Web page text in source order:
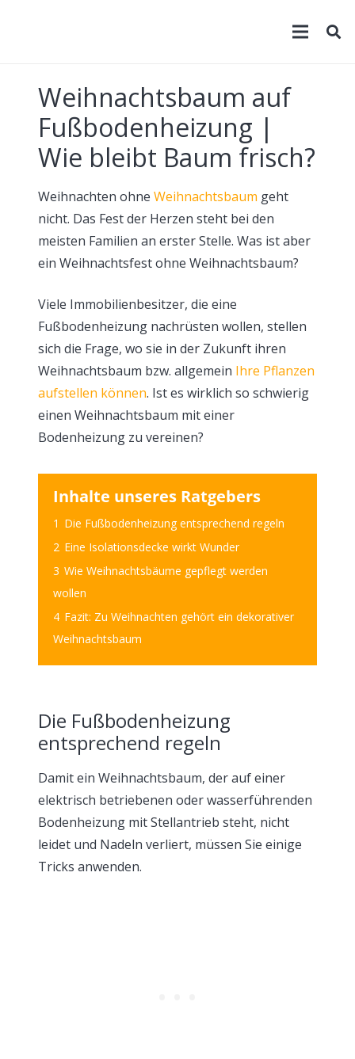
Weihnachtsbaum auf
Fußbodenheizung |
Wie bleibt Baum frisch?
Weihnachten ohne Weihnachtsbaum geht
nicht. Das Fest der Herzen steht bei den
meisten Familien an erster Stelle. Was ist aber
ein Weihnachtsfest ohne Weihnachtsbaum?
Viele Immobilienbesitzer, die eine
Fußbodenheizung nachrüsten wollen, stellen
sich die Frage, wo sie in der Zukunft ihren
Weihnachtsbaum bzw. allgemein Ihre Pflanzen
aufstellen können. Ist es wirklich so schwierig
einen Weihnachtsbaum mit einer
Bodenheizung zu vereinen?
Inhalte unseres Ratgebers
1 Die Fußbodenheizung entsprechend regeln
2 Eine Isolationsdecke wirkt Wunder
3 Wie Weihnachtsbäume gepflegt werden
wollen
4 Fazit: Zu Weihnachten gehört ein dekorativer
Weihnachtsbaum
Die Fußbodenheizung
entsprechend regeln
Damit ein Weihnachtsbaum, der auf einer
elektrisch betriebenen oder wasserführenden
Bodenheizung mit Stellantrieb steht, nicht
leidet und Nadeln verliert, müssen Sie einige
Tricks anwenden.